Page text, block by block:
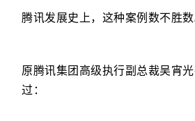
腾讯发展史上，这种案例数不胜数
原腾讯集团高级执行副总裁吴宵
过：